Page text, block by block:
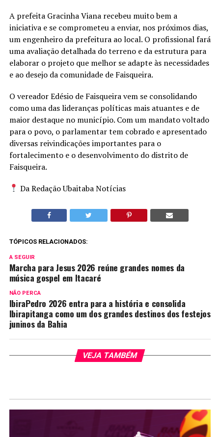
A prefeita Gracinha Viana recebeu muito bem a
iniciativa e se comprometeu a enviar, nos próximos dias,
um engenheiro da prefeitura ao local. O profissional fará
uma avaliação detalhada do terreno e da estrutura para
elaborar o projeto que melhor se adapte às necessidades
e ao desejo da comunidade de Faisqueira.
O vereador Edésio de Faisqueira vem se consolidando
como uma das lideranças políticas mais atuantes e de
maior destaque no município. Com um mandato voltado
para o povo, o parlamentar tem cobrado e apresentado
diversas reivindicações importantes para o
fortalecimento e o desenvolvimento do distrito de
Faisqueira.
Da Redação Ubaitaba Notícias
TÓPICOS RELACIONADOS:
A SEGUIR
Marcha para Jesus 2026 reúne grandes nomes da
música gospel em Itacaré
NÃO PERCA
IbiraPedro 2026 entra para a história e consolida
Ibirapitanga como um dos grandes destinos dos festejos
juninos da Bahia
VEJA TAMBÉM